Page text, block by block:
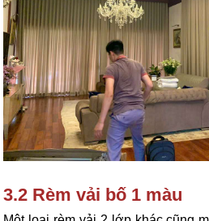
3.2 Rèm vải bố 1 màu